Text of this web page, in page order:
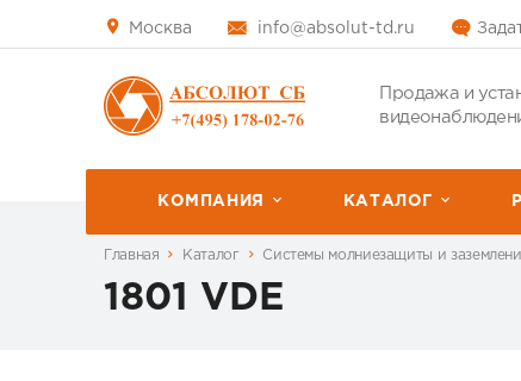
Москва info@absolut-td.ru
Продажа и
КОМПАНИЯ КАТАЛОГ
Главная Каталог Системы молниезащиты и
1801 VDE